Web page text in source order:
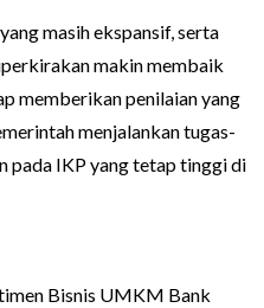
masih ekspansif, serta
makin membaik
memberikan penilaian yang
menjalankan tugas-
pada IKP yang tetap tinggi di
Bisnis UMKM Bank